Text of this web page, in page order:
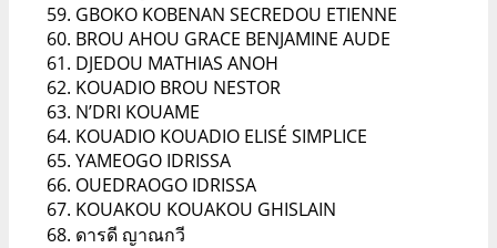
GBOKO KOBENAN SECREDOU ETIENNE
BROU AHOU GRACE BENJAMINE AUDE
DJEDOU MATHIAS ANOH
KOUADIO BROU NESTOR
N’DRI KOUAME
KOUADIO KOUADIO ELISÉ SIMPLICE
YAMEOGO IDRISSA
OUEDRAOGO IDRISSA
KOUAKOU KOUAKOU GHISLAIN
ดารดี ญาณกวี